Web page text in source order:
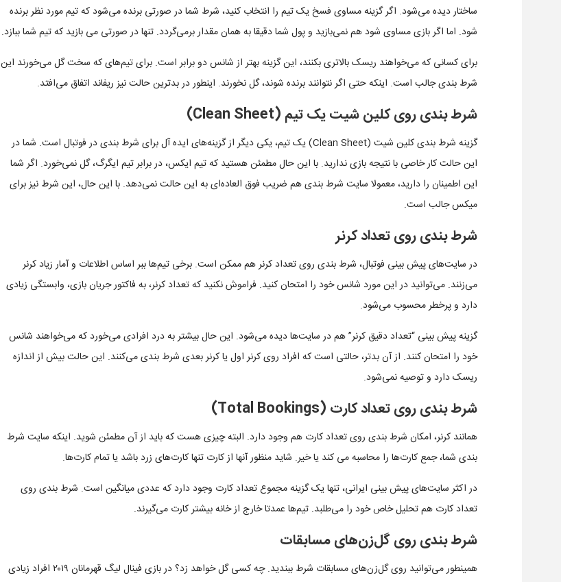
ساختار دیده می‌شود. اگر گزینه مساوی فسخ یک تیم را انتخاب کنید، شرط شما در صورتی برنده می‌شود که تیم مورد نظر برنده
شود. اما اگر بازی مساوی شود هم نمی‌بازید و پول شما دقیقا به همان مقدار برمی‌گردد. تنها در صورتی می بازید که تیم شما ببازد.
برای کسانی که می‌خواهند ریسک بالاتری بکنند، این گزینه بهتر از شانس دو برابر است. برای تیم‌های که سخت گل می‌خورند این
شرط بندی جالب است. اینکه حتی اگر نتوانند برنده شوند، گل نخورند. اینطور در بدترین حالت نیز ریفاند اتفاق می‌افتد.
شرط بندی روی کلین شیت یک تیم (Clean Sheet)
گزینه شرط بندی کلین شیت (Clean Sheet‌) یک تیم، یکی دیگر از گزینه‌های ایده آل برای شرط بندی در فوتبال است. شما در
این حالت کار خاصی با نتیجه بازی ندارید. با این حال مطمئن هستید که تیم ایکس، در برابر تیم ایگرگ، گل نمی‌خورد. اگر شما
این اطمینان را دارید، معمولا سایت شرط بندی هم ضریب فوق العاده‌ای به این حالت نمی‌دهد. با این حال، این شرط نیز برای
میکس جالب است.
شرط بندی روی تعداد کرنر
در سایت‌های پیش بینی فوتبال، شرط بندی روی تعداد کرنر هم ممکن است. برخی تیم‌ها ببر اساس اطلاعات و آمار زیاد کرنر
می‌زنند. می‌توانید در این مورد شانس خود را امتحان کنید. فراموش نکنید که تعداد کرنر، به فاکتور جریان بازی، وابستگی زیادی
دارد و پرخطر محسوب می‌شود.
گزینه پیش بینی “تعداد دقیق کرنر” هم در سایت‌ها دیده می‌شود. این حال بیشتر به درد افرادی می‌خورد که می‌خواهند شانس
خود را امتحان کنند. از آن بدتر، حالتی است که افراد روی کرنر اول یا کرنر بعدی شرط بندی می‌کنند. این حالت بیش از اندازه
ریسک دارد و توصیه نمی‌شود.
شرط بندی روی تعداد کارت (Total Bookings)
همانند کرنر، امکان شرط بندی روی تعداد کارت هم وجود دارد. البته چیزی هست که باید از آن مطمئن شوید. اینکه سایت شرط
بندی شما، جمع کارت‌ها را محاسبه می ‌کند یا خیر. شاید منظور آنها از کارت تنها کارت‌های زرد باشد یا تمام کارت‌ها.
در اکثر سایت‌های پیش بینی ایرانی، تنها یک گزینه مجموع تعداد کارت وجود دارد که عددی میانگین است. شرط بندی روی
تعداد کارت هم تحلیل خاص خود را می‌طلبد. تیم‌ها عمدتا خارج از خانه بیشتر کارت می‌گیرند.
شرط بندی روی گل‌زن‌های مسابقات
همینطور می‌توانید روی گل‌زن‌های مسابقات شرط ببندید. چه کسی گل خواهد زد؟ در بازی فینال لیگ قهرمانان ۲۰۱۹ افراد زیادی